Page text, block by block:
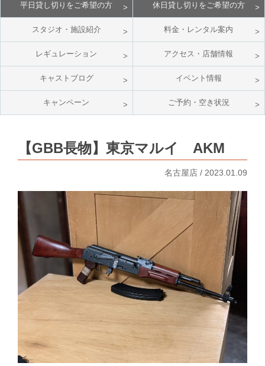
平日貸し切りをご希望の方 休日貸し切りをご希望の方
スタジオ・施設紹介 料金・レンタル案内
レギュレーション アクセス・店舗情報
キャストブログ イベント情報
キャンペーン ご予約・空き状況
【GBB長物】東京マルイ AKM
名古屋店 / 2023.01.09